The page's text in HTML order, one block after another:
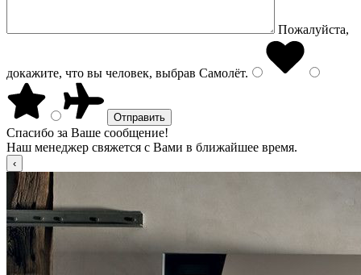
Пожалуйста,
докажите, что вы человек, выбрав Самолёт.
Спасибо за Ваше сообщение!
Наш менеджер свяжется с Вами в ближайшее время.